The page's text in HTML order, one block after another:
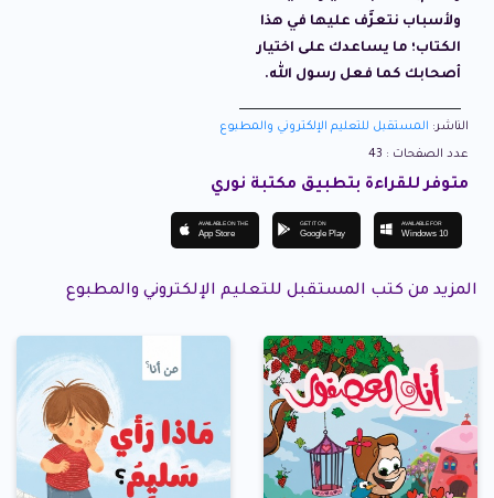
ولأسباب نتعرَّف عليها في هذا
الكتاب؛ ما يساعدك على اختيار
أصحابك كما فعل رسول الله.
الناشر: المستقبل للتعليم الإلكتروني والمطبوع
عدد الصفحات : 43
متوفر للقراءة بتطبيق مكتبة نوري
AVAILABLE ON THE
App Store
GET IT ON
Google Play
AVAILABLE FOR
Windows 10
المزيد من كتب المستقبل للتعليم الإلكتروني والمطبوع